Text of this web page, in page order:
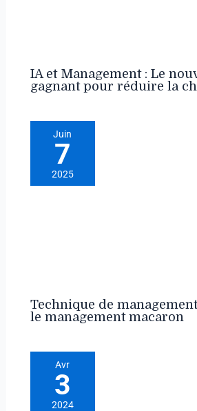
IA et Management : Le
gagnant pour réduire la
Juin
7
2025
Technique de
le management macaron
Avr
3
2024